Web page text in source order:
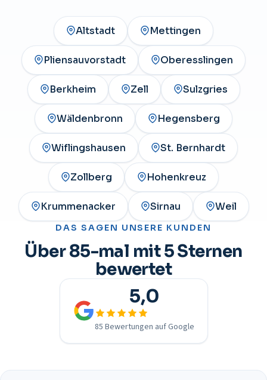
Altstadt Mettingen
Pliensauvorstadt Oberesslingen
Berkheim Zell Sulzgries
Wäldenbronn Hegensberg
Wiflingshausen St. Bernhardt
Zollberg Hohenkreuz
Krummenacker Sirnau Weil
DAS SAGEN UNSERE KUNDEN
Über 85-mal mit 5 Sternen
bewertet
5,0
85 Bewertungen auf Google